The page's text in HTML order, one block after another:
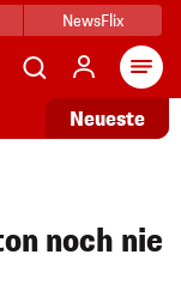
NewsFlix
Neueste
noch nie